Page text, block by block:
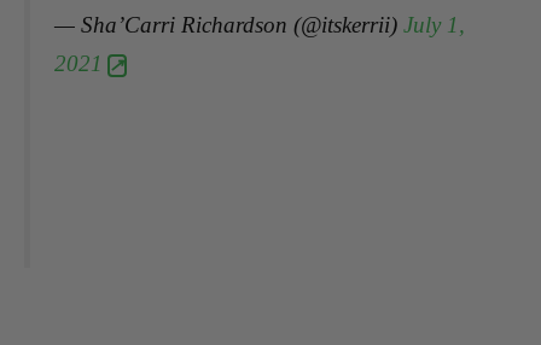
— Sha’Carri Richardson (@itskerrii) July 1,
2021